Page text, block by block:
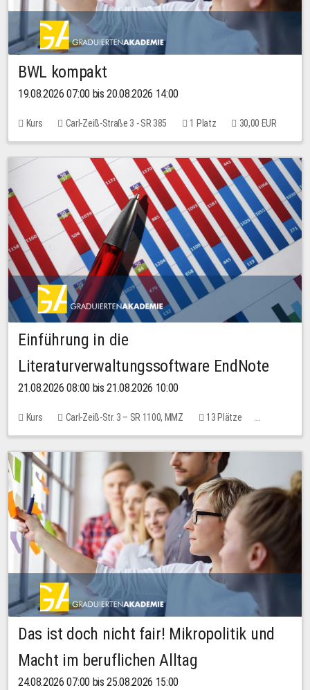
BWL kompakt
19.08.2026 07:00 bis 20.08.2026 14:00
Kurs Carl-Zeiß-Straße 3 - SR 385 1 Platz 30,00 EUR
Einführung in die
Literaturverwaltungssoftware EndNote
21.08.2026 08:00 bis 21.08.2026 10:00
Kurs Carl-Zeiß-Str. 3 – SR 1100, MMZ
13 Plätze
10,00 EUR
Das ist doch nicht fair! Mikropolitik und
Macht im beruflichen Alltag
24.08.2026 07:00 bis 25.08.2026 15:00